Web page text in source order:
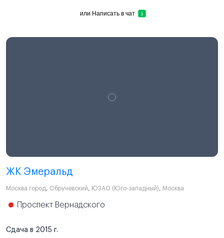
или Написать в чат
ЖК Эмеральд
Москва город, Обручевский, ЮЗАО (Юго-западный), Москва
Проспект Вернадского
Сдача в 2015 г.